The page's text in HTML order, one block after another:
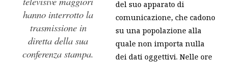
hanno interrotto la
trasmissione in
diretta della sua
conferenza stampa.
del suo apparato di
comunicazione, che cadono
su una popolazione alla
quale non importa nulla
dei dati oggettivi. Nelle ore